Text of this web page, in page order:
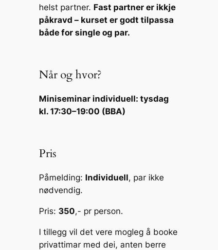
helst partner. Fast partner er ikkje
påkravd – kurset er godt tilpassa
både for single og par.
Når og hvor?
Miniseminar individuell: tysdag
kl. 17:30–19:00 (BBA)
Pris
Påmelding: Individuell, par ikke
nødvendig.
Pris: 350,- pr person.
I tillegg vil det vere mogleg å booke
privattimar med dei, anten berre